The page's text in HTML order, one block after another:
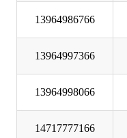
13964986766
13964997366
13964998066
14717777166